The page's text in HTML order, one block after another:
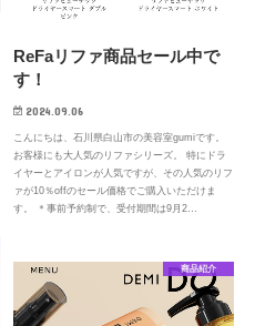
ReFaリファ商品セール中で
す！
2024.09.06
こんにちは、石川県白山市の美容室gumiです。
お客様にも大人気のリファシリーズ。 特にドラ
イヤーとアイロンが人気ですが、その人気のリフ
ァが10％offのセール価格でご購入いただけま
す。 ＊事前予約制で、受付期間は9月2…
商品紹介